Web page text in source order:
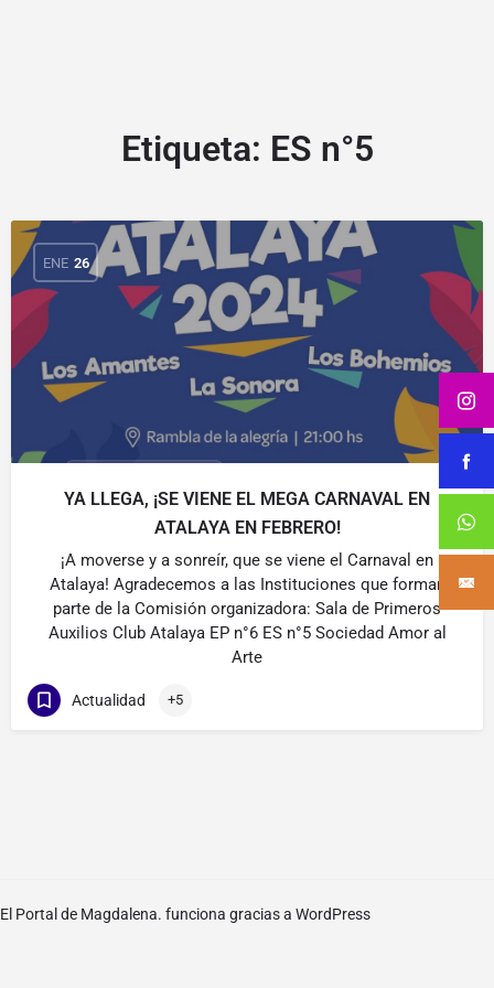
Etiqueta: ES n°5
ENE 26
YA LLEGA, ¡SE VIENE EL MEGA CARNAVAL EN
ATALAYA EN FEBRERO!
¡A moverse y a sonreír, que se viene el Carnaval en
Atalaya! Agradecemos a las Instituciones que forman
parte de la Comisión organizadora: Sala de Primeros
Auxilios Club Atalaya EP n°6 ES n°5 Sociedad Amor al
Arte
Actualidad +5
El Portal de Magdalena. funciona gracias a WordPress